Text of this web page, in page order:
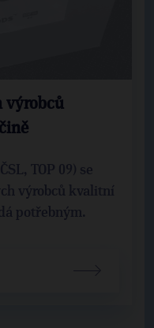
výrobců
TOP 09) se
výrobců kvalitní
potřebným.